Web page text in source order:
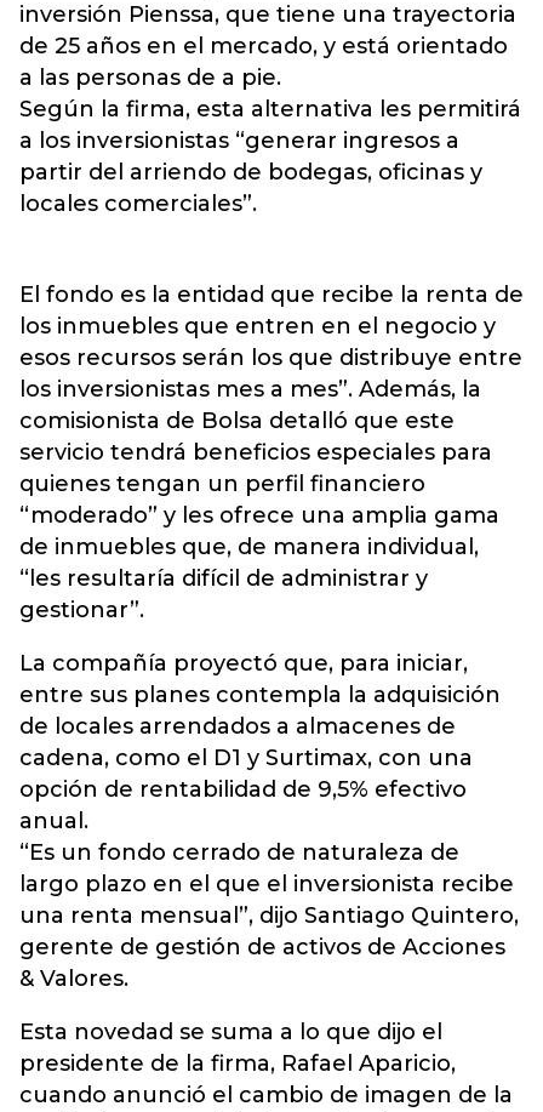
inversión Pienssa, que tiene una trayectoria
de 25 años en el mercado, y está orientado
a las personas de a pie.
Según la firma, esta alternativa les permitirá
a los inversionistas “generar ingresos a
partir del arriendo de bodegas, oficinas y
locales comerciales”.
El fondo es la entidad que recibe la renta de
los inmuebles que entren en el negocio y
esos recursos serán los que distribuye entre
los inversionistas mes a mes”. Además, la
comisionista de Bolsa detalló que este
servicio tendrá beneficios especiales para
quienes tengan un perfil financiero
“moderado” y les ofrece una amplia gama
de inmuebles que, de manera individual,
“les resultaría difícil de administrar y
gestionar”.
La compañía proyectó que, para iniciar,
entre sus planes contempla la adquisición
de locales arrendados a almacenes de
cadena, como el D1 y Surtimax, con una
opción de rentabilidad de 9,5% efectivo
anual.
“Es un fondo cerrado de naturaleza de
largo plazo en el que el inversionista recibe
una renta mensual”, dijo Santiago Quintero,
gerente de gestión de activos de Acciones
& Valores.
Esta novedad se suma a lo que dijo el
presidente de la firma, Rafael Aparicio,
cuando anunció el cambio de imagen de la